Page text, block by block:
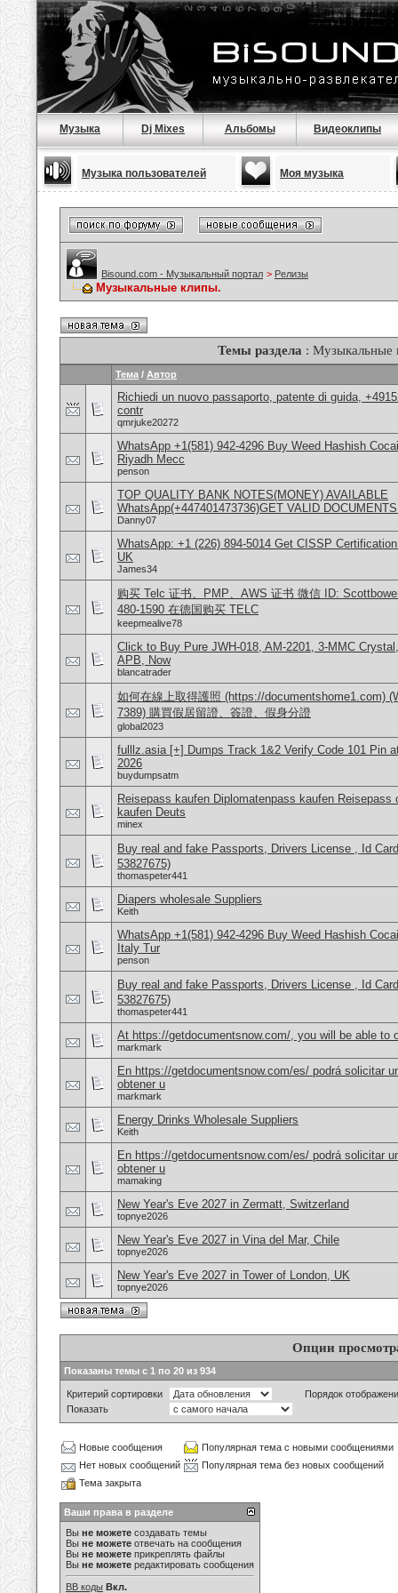
Музыка Dj Mixes Альбомы Видеоклипы
Музыка пользователей Моя музыка
Bisound.com - Музыкальный портал > Релизы
Музыкальные клипы.
Темы раздела : Музыкальные
Тема / Автор
Richiedi un nuovo passaporto, patente di guida,
contr
qmrjuke20272
WhatsApp +1(581) 942-4296 Buy Weed Hashish
Riyadh Mecc
penson
TOP QUALITY BANK NOTES(MONEY) AVAILABLE
WhatsApp(+447401473736)GET VALID
Danny07
WhatsApp: +1 (226) 894-5014​ Get CISSP
UK
James34
购买 Telc 证书、PMP、AWS 证书 微信 ID:
480-1590 在德国购买 TELC
keepmealive78
Click to Buy Pure JWH-018, AM-2201, 3-MMC
APB, Now
blancatrader
如何在線上取得護照 (https://documentshome1.com)
7389) 購買假居留證、簽證、假身分證
global2023
fulllz.asia [+] Dumps Track 1&2 Verify Code 101 Pin
2026
buydumpsatm
Reisepass kaufen Diplomatenpass kaufen Reisepass
kaufen Deuts
minex
Buy real and fake Passports, Drivers License , Id
53827675)
thomaspeter441
Diapers wholesale Suppliers
Keith
WhatsApp +1(581) 942-4296 Buy Weed Hashish
Italy Tur
penson
Buy real and fake Passports, Drivers License , Id
53827675)
thomaspeter441
At https://getdocumentsnow.com/, you will be able to
markmark
En https://getdocumentsnow.com/es/ podrá solicitar
obtener u
markmark
Energy Drinks Wholesale Suppliers
Keith
En https://getdocumentsnow.com/es/ podrá solicitar
obtener u
mamaking
New Year's Eve 2027 in Zermatt, Switzerland
topnye2026
New Year's Eve 2027 in Vina del Mar, Chile
topnye2026
New Year's Eve 2027 in Tower of London, UK
topnye2026
Опции
Показаны темы с 1 по 20 из 934
Критерий сортировки
Порядок
Показать
Новые сообщения
Популярная тема с новыми сообщениями
Нет новых сообщений
Популярная тема без новых сообщений
Тема закрыта
Ваши права в разделе
Вы не можете создавать темы
Вы не можете отвечать на сообщения
Вы не можете прикреплять файлы
Вы не можете редактировать сообщения
BB коды Вкл.